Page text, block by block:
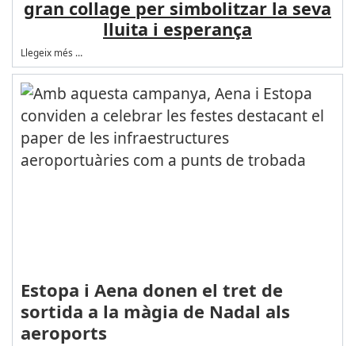
gran collage per simbolitzar la seva
lluita i esperança
Llegeix més …
Estopa i Aena donen el tret de
sortida a la màgia de Nadal als
aeroports